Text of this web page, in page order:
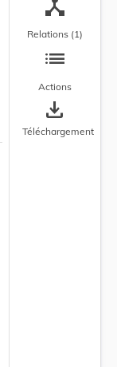
Relations (1)
list
Actions
save_alt
Téléchargement